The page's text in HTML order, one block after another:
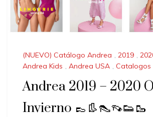
(NUEVO) Catálogo Andrea , 2019 ,
Andrea Kids , Andrea USA , Catalogos
Andrea 2019 – 2020
Invierno 👞👢👠👡👟🥾